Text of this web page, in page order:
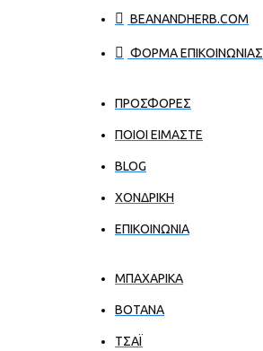
BEANANDHERB.COM
ΦΟΡΜΑ ΕΠΙΚΟΙΝΩΝΙΑΣ
ΠΡΟΣΦΟΡΕΣ
ΠΟΙΟΙ ΕΊΜΑΣΤΕ
BLOG
ΧΟΝΔΡΙΚΉ
ΕΠΙΚΟΙΝΩΝΊΑ
ΜΠΑΧΑΡΙΚΑ
ΒΟΤΑΝΑ
ΤΣΑΪ